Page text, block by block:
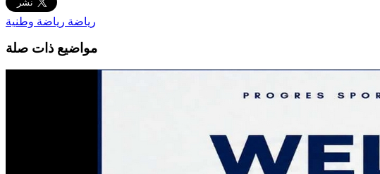
رياضة رياضة وطنية
مواضيع ذات صلة